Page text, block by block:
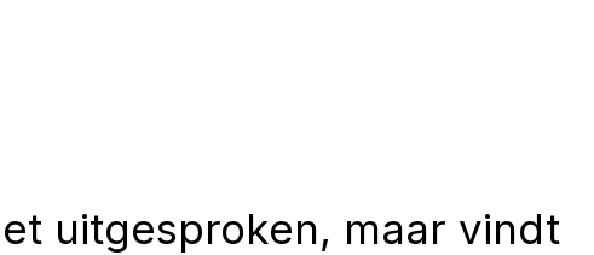
uitgesproken, maar vindt